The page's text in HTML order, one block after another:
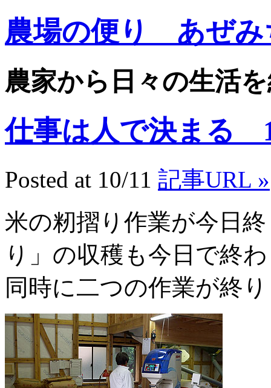
農場の便り あぜみ
農家から日々の生活
仕事は人で決まる
Posted at 10/11 記事URL »
米の籾摺り作業が今日
り」の収穫も今日で終
同時に二つの作業が終